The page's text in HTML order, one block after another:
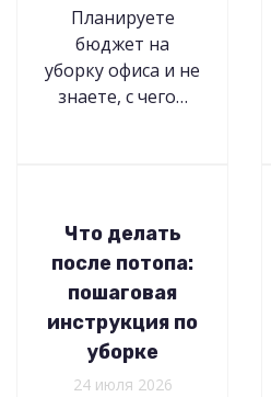
Планируете
бюджет на
уборку офиса и не
знаете, с чего…
Что делать
после потопа:
пошаговая
инструкция по
уборке
24 июля 2026